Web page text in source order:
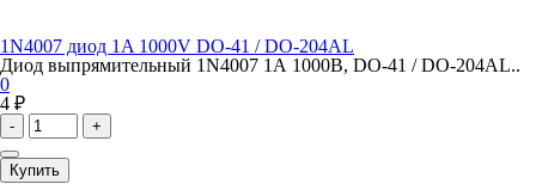
1N4007 диод 1A 1000V DO-41 / DO-204AL
Диод выпрямительный 1N4007 1А 1000В, DO-41 / DO-204AL..
0
4 ₽
- +
Купить